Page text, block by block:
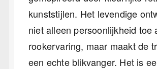
kunststijlen. Het levendige
niet alleen persoonlijkheid toe
rookervaring, maar maakt de
een echte blikvanger. Het is